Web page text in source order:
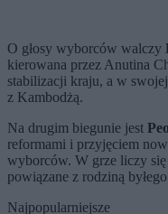
O głosy wyborców walczy
kierowana przez Anutina
stabilizacji kraju, a w
z Kambodżą.
Na drugim biegunie jest
reformami i przyjęciem
wyborców. W grze liczy
powiązane z rodziną
Najpopularniejsze